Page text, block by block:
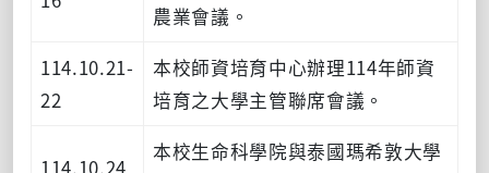
農業會議。
114.10.21-
22
本校師資培育中心辦理114年師資
培育之大學主管聯席會議。
114.10.24
本校生命科學院與泰國瑪希敦大學